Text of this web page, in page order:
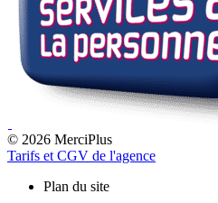
© 2026 MerciPlus
Tarifs et CGV de l'agence
Plan du site